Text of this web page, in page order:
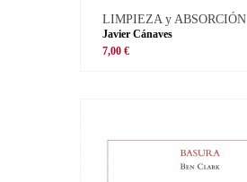
LIMPIEZA y ABSORCIÓN
Javier Cánaves
7,00 €